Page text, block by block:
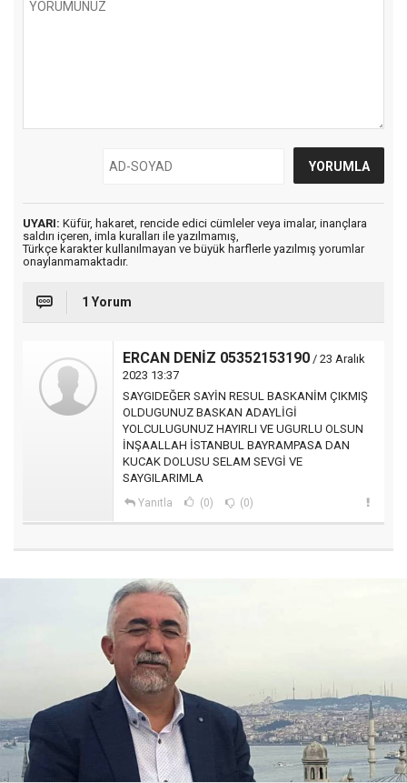
UYARI: Küfür, hakaret, rencide edici cümleler veya imalar, inançlara
saldırı içeren, imla kuralları ile yazılmamış,
Türkçe karakter kullanılmayan ve büyük harflerle yazılmış yorumlar
onaylanmamaktadır.
1 Yorum
ERCAN DENİZ 05352153190 / 23 Aralık
2023 13:37
SAYGIDEĞER SAYİN RESUL BASKANİM ÇIKMIŞ
OLDUGUNUZ BASKAN ADAYLİGİ
YOLCULUGUNUZ HAYIRLI VE UGURLU OLSUN
İNŞAALLAH İSTANBUL BAYRAMPASA DAN
KUCAK DOLUSU SELAM SEVGİ VE
SAYGILARIMLA
Yanıtla (0) (0)